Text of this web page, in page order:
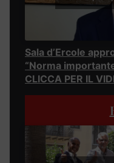
Sala d’Ercole
“Norma
CLICCA PER IL